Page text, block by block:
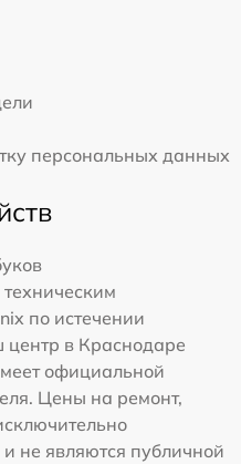
персональных данных
по истечении
в Краснодаре
официальной
Цены на ремонт,
не являются публичной